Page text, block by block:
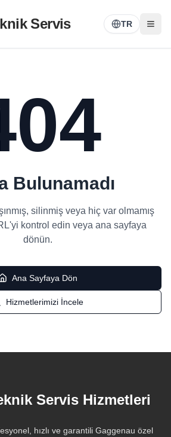
Servis TR
Bulunamadı
silinmiş veya hiç var olmamış
kontrol edin veya ana sayfaya
dönün.
Ana Sayfaya Dön
Hizmetlerimizi İncele
Servis Hizmetleri
hızlı ve garantili Gaggenau özel